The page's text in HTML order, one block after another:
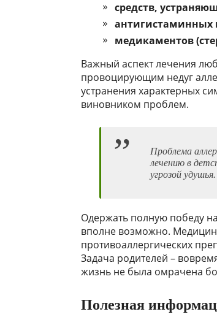
средств,
антигистаминных
медикаментов
Важный аспект лечения
провоцирующим недуг
устранения характерных
виновником проблем.
Проблема
лечению в
угрозой удушья.
Одержать полную победу
вполне возможно.
противоаллергических
Задача родителей –
жизнь не была омрачена
Полезная